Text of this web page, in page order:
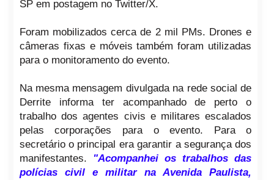
SP em postagem no Twitter/X.
Foram mobilizados cerca de 2 mil PMs. Drones e
câmeras fixas e móveis também foram utilizadas
para o monitoramento do evento.
Na mesma mensagem divulgada na rede social de
Derrite informa ter acompanhado de perto o
trabalho dos agentes civis e militares escalados
pelas corporações para o evento. Para o
secretário o principal era garantir a segurança dos
manifestantes. "Acompanhei os trabalhos das
polícias civil e militar na Avenida Paulista,